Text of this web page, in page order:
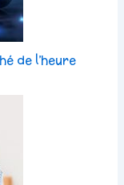
de l’heure